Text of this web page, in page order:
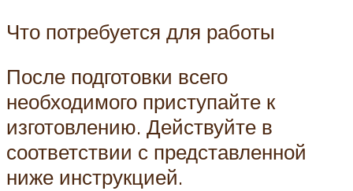
Что потребуется для работы
После подготовки всего
необходимого приступайте к
изготовлению. Действуйте в
соответствии с представленной
ниже инструкцией.